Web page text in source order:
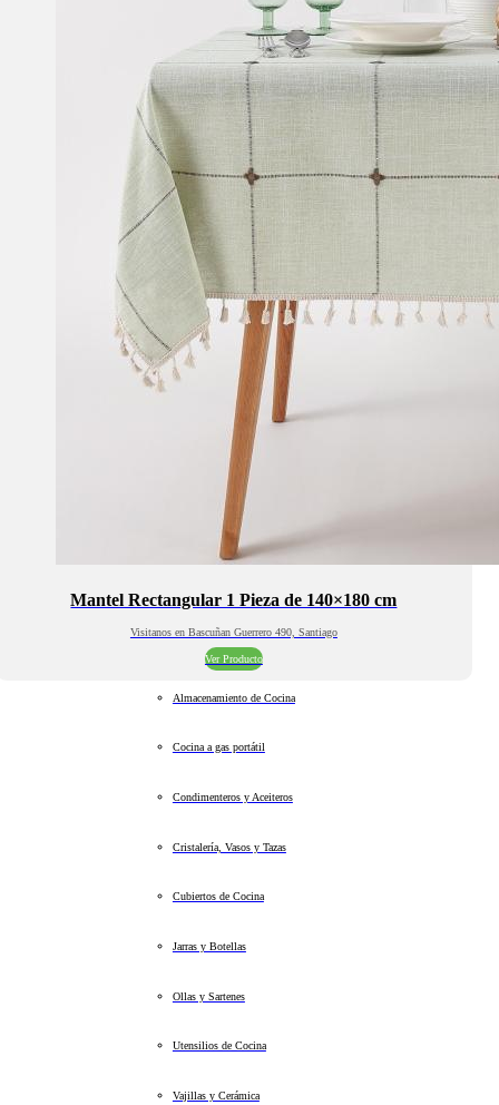
Mantel Rectangular 1 Pieza de 140×180 cm
Visitanos en Bascuñan Guerrero 490, Santiago
Ver Producto
Almacenamiento de Cocina
Cocina a gas portátil
Condimenteros y Aceiteros
Cristalería, Vasos y Tazas
Cubiertos de Cocina
Jarras y Botellas
Ollas y Sartenes
Utensilios de Cocina
Vajillas y Cerámica